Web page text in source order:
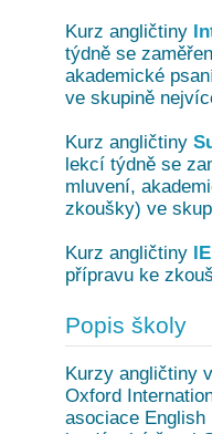
Kurz angličtiny
týdně se
akademické
ve skupině
Kurz angličtiny
lekcí týdně se
mluvení,
zkoušky) ve
Kurz angličtiny
přípravu ke
Popis školy
Kurzy angličtiny
Oxford
asociace English